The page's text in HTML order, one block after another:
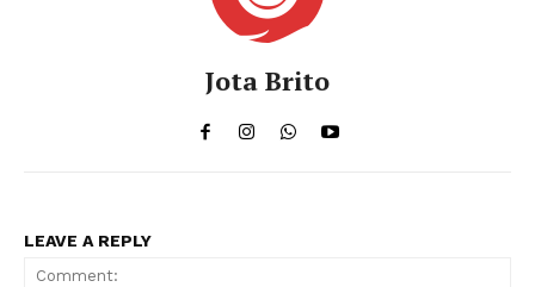
Jota Brito
LEAVE A REPLY